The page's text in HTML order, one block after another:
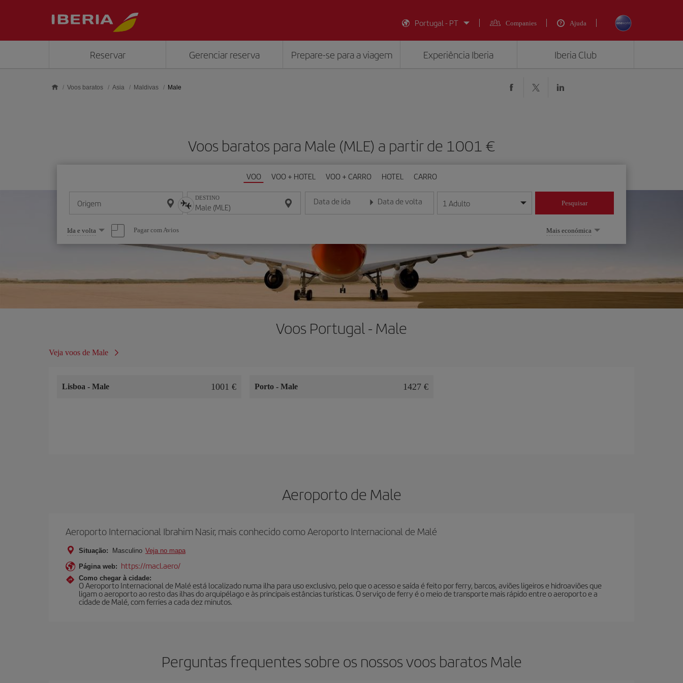
Portugal - PT
Companies Ajuda
Reservar Gerenciar reserva Prepare-se para a viagem Experiência Iberia Iberia Club
Voos baratos Asia Maldivas Male
Voos baratos para Male (MLE) a partir de 1001 €
VOO VOO + HOTEL VOO + CARRO HOTEL CARRO
Origem DESTINO Data de ida
Insira a data no formato dia/mês/ano
Data de volta
Insira a data no formato dia/mês/ano
1 Adulto Pesquisar
Selecione
uma
opção
Ida e volta Pagar com Avios Mais económica
Voos Portugal - Male
Veja voos de Male
Lisboa - Male 1001 € Porto - Male 1427 €
Aeroporto de Male
Aeroporto Internacional Ibrahim Nasir, mais conhecido como Aeroporto Internacional de Malé
Situação: Masculino Veja no mapa
Página web: https://macl.aero/
Como chegar à cidade:
O Aeroporto Internacional de Malé está localizado numa ilha para uso exclusivo, pelo que o acesso e saída é feito por ferry, barcos, aviões ligeiros e hidroaviões que
ligam o aeroporto ao resto das ilhas do arquipélago e às principais estâncias turísticas. O serviço de ferry é o meio de transporte mais rápido entre o aeroporto e a
cidade de Malé, com ferries a cada dez minutos.
Perguntas frequentes sobre os nossos voos baratos Male